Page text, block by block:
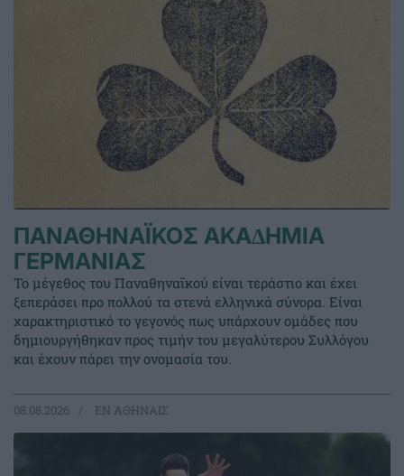
ΠΑΝΑΘΗΝΑΪΚΟΣ ΑΚΑ∆ΗΜΙΑ
ΓΕΡΜΑΝΙΑΣ
Το μέγεθος του Παναθηναϊκού είναι τεράστιο και έχει
ξεπεράσει προ πολλού τα στενά ελληνικά σύνορα. Είναι
χαρακτηριστικό το γεγονός πως υπάρχουν ομάδες που
δημιουργήθηκαν προς τιμήν του μεγαλύτερου Συλλόγου
και έχουν πάρει την ονομασία του.
08.08.2026 EΝ ΑΘΗΝΑΙΣ